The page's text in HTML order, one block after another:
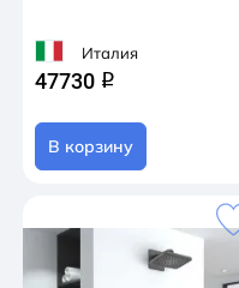
Италия
47730 q
В корзину